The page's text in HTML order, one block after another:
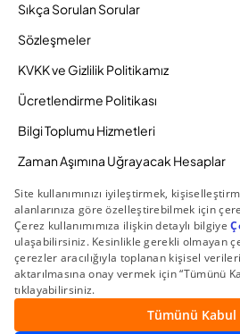
Sıkça Sorulan Sorular
Sözleşmeler
KVKK ve Gizlilik Politikamız
Ücretlendirme Politikası
Bilgi Toplumu Hizmetleri
Zaman Aşımına Uğrayacak Hesaplar
Duyurular ve Kampanyalar
© 2026 Gedik Yatırım Menkul